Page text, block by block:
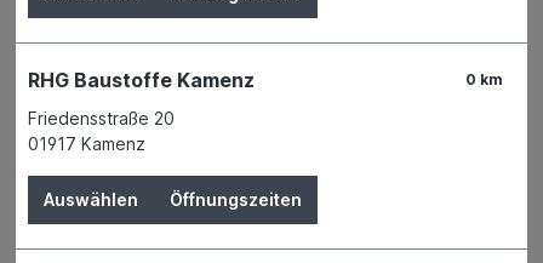
Baustellengeräte
Baustellenbedarf
Elektrowerkzeuge & Zubehör
0 km
RHG Baustoffe Kamenz
Friedensstraße 20
01917 Kamenz
Auswählen Öffnungszeiten